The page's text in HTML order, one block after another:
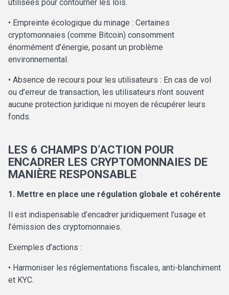
utilisées pour contourner les lois.
• Empreinte écologique du minage : Certaines
cryptomonnaies (comme Bitcoin) consomment
énormément d’énergie, posant un problème
environnemental.
• Absence de recours pour les utilisateurs : En cas de vol
ou d’erreur de transaction, les utilisateurs n’ont souvent
aucune protection juridique ni moyen de récupérer leurs
fonds.
LES 6 CHAMPS D’ACTION POUR
ENCADRER LES CRYPTOMONNAIES DE
MANIÈRE RESPONSABLE
1. Mettre en place une régulation globale et cohérente
Il est indispensable d’encadrer juridiquement l’usage et
l’émission des cryptomonnaies.
Exemples d’actions :
• Harmoniser les réglementations fiscales, anti-blanchiment
et KYC.